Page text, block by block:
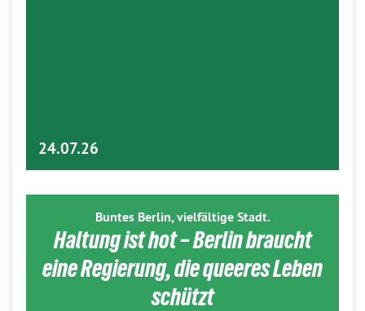
24.07.26
Buntes Berlin, vielfältige Stadt.
Haltung ist hot – Berlin braucht
eine Regierung, die queeres Leben
schützt